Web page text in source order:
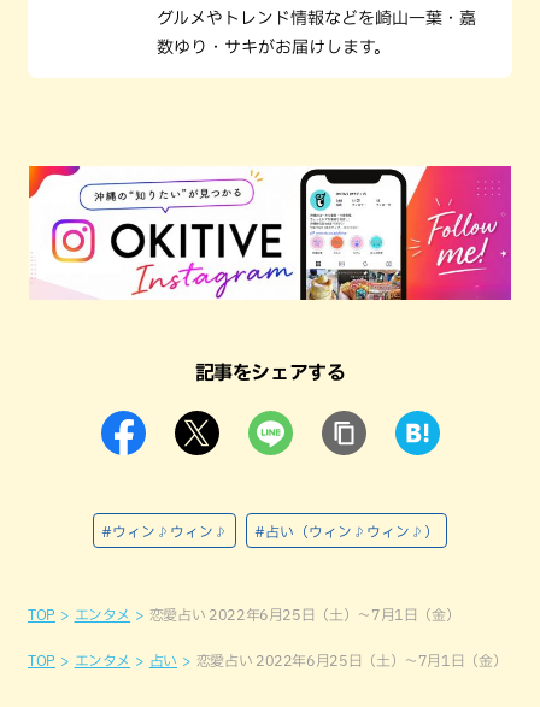
グルメやトレンド情報などを崎山一葉・嘉
数ゆり・サキがお届けします。
記事をシェアする
#ウィン♪ウィン♪ #占い（ウィン♪ウィン♪）
TOP エンタメ 恋愛占い 2022年6月25日（土）～7月1日（金）
TOP エンタメ 占い 恋愛占い 2022年6月25日（土）～7月1日（金）